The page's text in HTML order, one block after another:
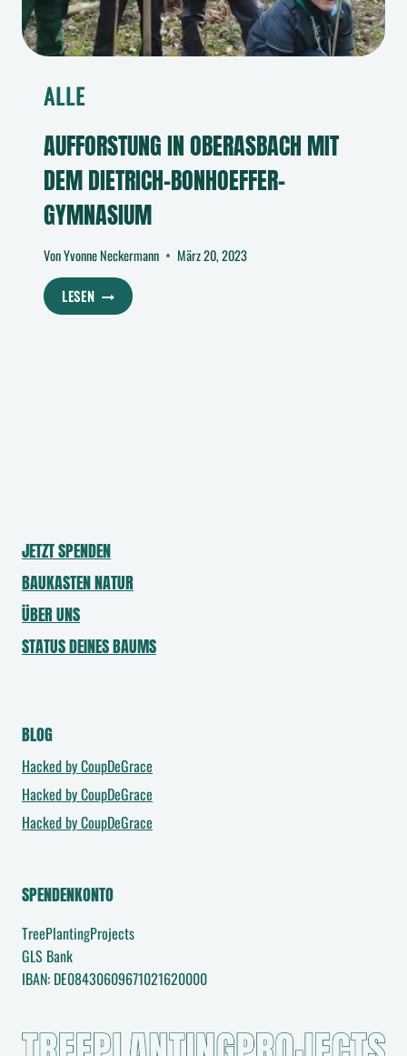
ALLE
AUFFORSTUNG IN OBERASBACH MIT
DEM DIETRICH-BONHOEFFER-
GYMNASIUM
VonYvonne Neckermann März 20, 2023
LESENAUFFORSTUNG
IN
JETZT SPENDEN
BAUKASTEN NATUR
ÜBER UNS
STATUS DEINES BAUMS
BLOG
Hacked by CoupDeGrace
Hacked by CoupDeGrace
Hacked by CoupDeGrace
SPENDENKONTO
TreePlantingProjects
GLS Bank
IBAN: DE08430609671021620000